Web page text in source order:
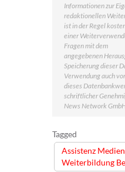
Informationen zur
redaktionellen
ist in der Regel
einer
Fragen mit dem
angegebenen
Speicherung dieser
Verwendung auch
dieses
schriftlicher
News Network
Tagged
Assistenz
Weiterbildung